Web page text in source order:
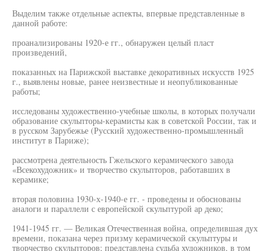
Выделим также отдельные аспекты, впервые представленные в
данной работе:
проанализированы 1920-е гг., обнаружен целый пласт
произведений,
показанных на Парижской выставке декоративных искусств 1925
г., выявлены новые, ранее неизвестные и неопубликованные
работы;
исследованы художественно-учебные школы, в которых получали
образование скульпторы-керамисты как в советской России, так и
в русском Зарубежье (Русский художественно-промышленный
институт в Париже);
рассмотрена деятельность Гжельского керамического завода
«Всекохудожник» и творчество скульпторов, работавших в
керамике;
вторая половина 1930-х-1940-е гг. - проведены и обоснованы
аналоги и параллели с европейской скульптурой ар деко;
1941-1945 гг. — Великая Отечественная война, определившая дух
времени, показана через призму керамической скульптуры и
творчество скульпторов; представлена судьба художников, в том